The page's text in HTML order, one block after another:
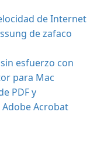
de Internet
de zafaco
esfuerzo con
para Mac
PDF y
Acrobat